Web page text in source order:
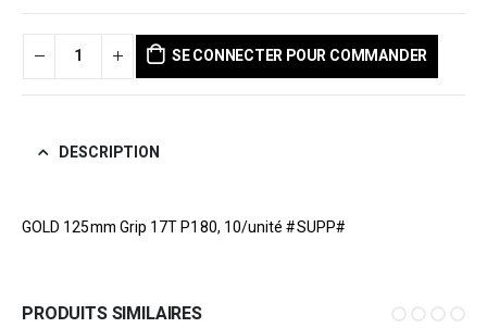
SE CONNECTER POUR COMMANDER
DESCRIPTION
GOLD 125mm Grip 17T P180, 10/unité #SUPP#
PRODUITS SIMILAIRES